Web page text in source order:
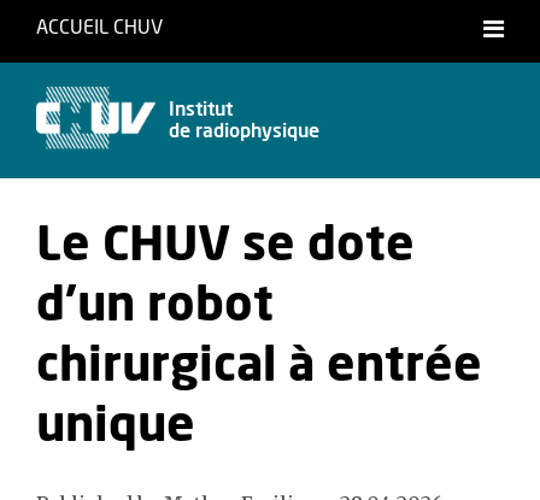
ACCUEIL CHUV
Institut
de radiophysique
Le CHUV se dote
d’un robot
chirurgical à entrée
unique